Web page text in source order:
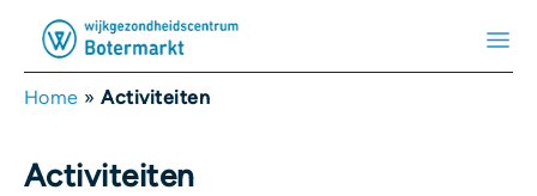
Home »Activiteiten
Activiteiten